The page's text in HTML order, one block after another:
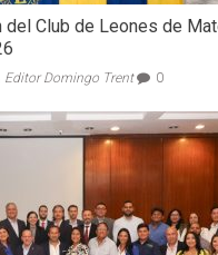
Club de Leones de
Editor Domingo Trent 0